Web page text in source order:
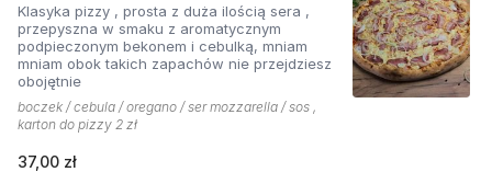
Klasyka pizzy , prosta z duża ilością sera ,
przepyszna w smaku z aromatycznym
podpieczonym bekonem i cebulką, mniam
mniam obok takich zapachów nie przejdziesz
obojętnie
boczek / cebula / oregano / ser mozzarella / sos ,
karton do pizzy 2 zł
37,00 zł